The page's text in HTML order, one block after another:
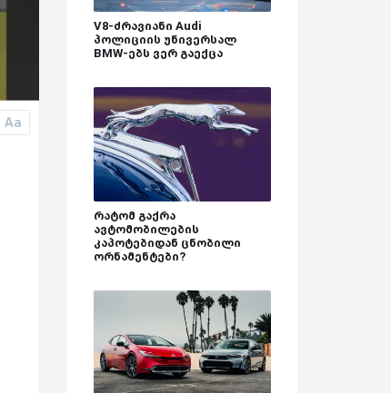
Aa
V8-ძრავიანი Audi
პოლიციის უნივერსალ
BMW-ებს ვერ გაექცა
რატომ გაქრა
ავტომობილების
კაპოტებიდან ცნობილი
ორნამენტები?